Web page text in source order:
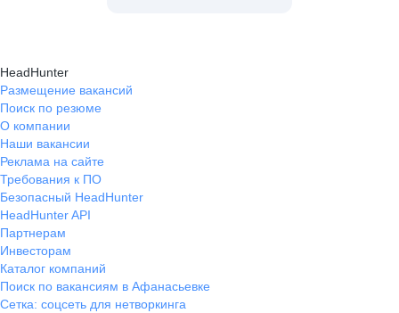
HeadHunter
Размещение вакансий
Поиск по резюме
О компании
Наши вакансии
Реклама на сайте
Требования к ПО
Безопасный HeadHunter
HeadHunter API
Партнерам
Инвесторам
Каталог компаний
Поиск по вакансиям в Афанасьевке
Сетка: соцсеть для нетворкинга